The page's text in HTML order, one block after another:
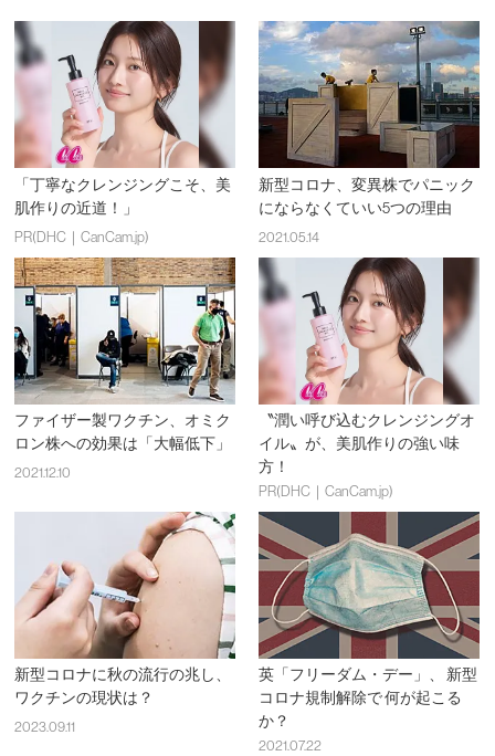
「丁寧なクレンジングこそ、美
肌作りの近道！」
PR(DHC｜CanCam.jp)
新型コロナ、変異株でパニック
にならなくていい5つの理由
2021.05.14
ファイザー製ワクチン、オミク
ロン株への効果は「大幅低下」
2021.12.10
〝潤い呼び込むクレンジングオ
イル〟が、美肌作りの強い味
方！
PR(DHC｜CanCam.jp)
新型コロナに秋の流行の兆し、
ワクチンの現状は？
2023.09.11
英「フリーダム・デー」、 新型
コロナ規制解除で 何が起こる
か？
2021.07.22